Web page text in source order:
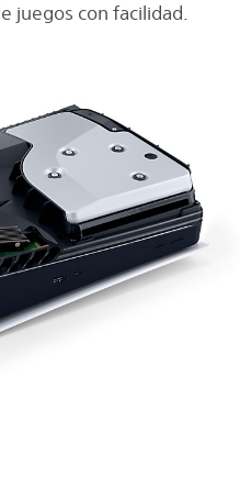
juegos con facilidad.